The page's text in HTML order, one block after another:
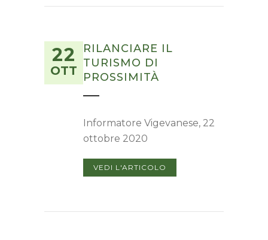
22
OTT
RILANCIARE IL
TURISMO DI
PROSSIMITÀ
Informatore Vigevanese, 22
ottobre 2020
VEDI L'ARTICOLO